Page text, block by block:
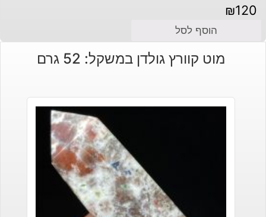
₪120
הוסף לסל
מוט קוורץ גולדן במשקל: 52 גרם